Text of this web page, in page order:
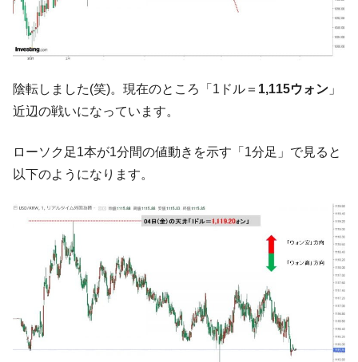
『Money1』
【韓国の外貨準備】2026年07月は4,279億ド
ル。外平債の発行「19.4億ドル」
『Money1』
韓国「ここは北朝鮮なのか。選管がサーバ
『Money1』
韓国･李在明さっそく不動産対策で浅薄な発
言。
『Money1』
だ。
す」⇒「金を経由するドル入手」手段ではないのか？
『Money1』
韓国･外為取引量「1日当たり1,214.4億ド
ル」まで拡大 ⇒ 海外資金の動きに強く左右される状態
『Money1』
韓国･帰ってきた李在明。李在明を支持しな
い「50.5％」に上昇
『Money1』
韓国大統領府ボンクラ政策室長が告発され
た ⇒ 国家が行った恐るべき株価操作であり、空前の国政壟
断
陰転しました(笑)。現在のところ「1ドル＝ 1,115ウォン 」
近辺の戦いになっています。
ローソク足1本が1分間の値動きを示す「1分足」で見ると
以下のようになります。